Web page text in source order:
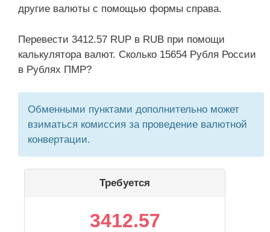
другие валюты с помощью формы справа.
Перевести 3412.57 RUP в RUB при помощи
калькулятора валют. Сколько 15654 Рубля России
в Рублях ПМР?
Обменными пунктами дополнительно может
взиматься комиссия за проведение валютной
конвертации.
Требуется
3412.57